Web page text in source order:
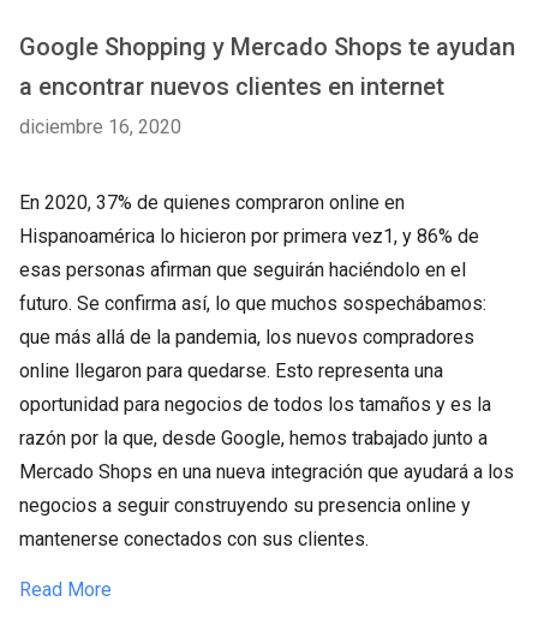
Google Shopping y Mercado Shops te ayudan
a encontrar nuevos clientes en internet
diciembre 16, 2020
En 2020, 37% de quienes compraron online en
Hispanoamérica lo hicieron por primera vez1, y 86% de
esas personas afirman que seguirán haciéndolo en el
futuro. Se confirma así, lo que muchos sospechábamos:
que más allá de la pandemia, los nuevos compradores
online llegaron para quedarse. Esto representa una
oportunidad para negocios de todos los tamaños y es la
razón por la que, desde Google, hemos trabajado junto a
Mercado Shops en una nueva integración que ayudará a los
negocios a seguir construyendo su presencia online y
mantenerse conectados con sus clientes.
Read More